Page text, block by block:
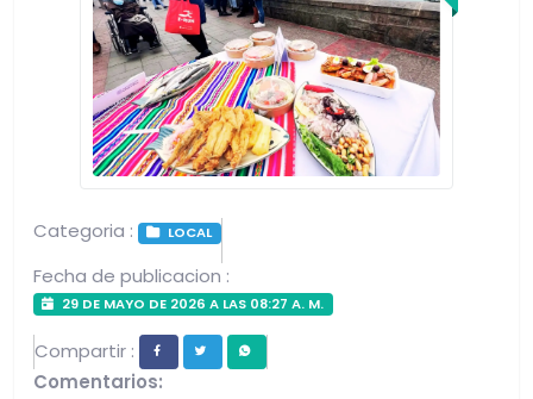
Categoria : LOCAL
Fecha de publicacion :
29 DE MAYO DE 2026 A LAS 08:27 A. M.
Compartir :
Comentarios: